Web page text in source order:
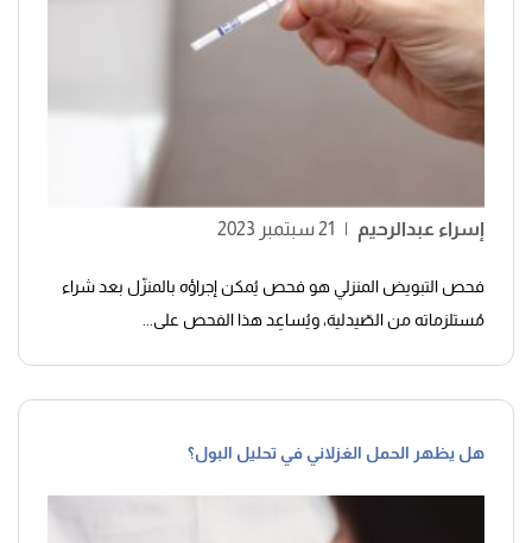
إسراء عبدالرحيم | 21 سبتمبر 2023
فحص التبويض المنزلي هو فحص يُمكن إجراؤه بالمنزّل بعد شراء
مُستلزماته من الصّيدلية، ويُساعِد هذا الفحص على...
هل يظهر الحمل الغزلاني في تحليل البول؟